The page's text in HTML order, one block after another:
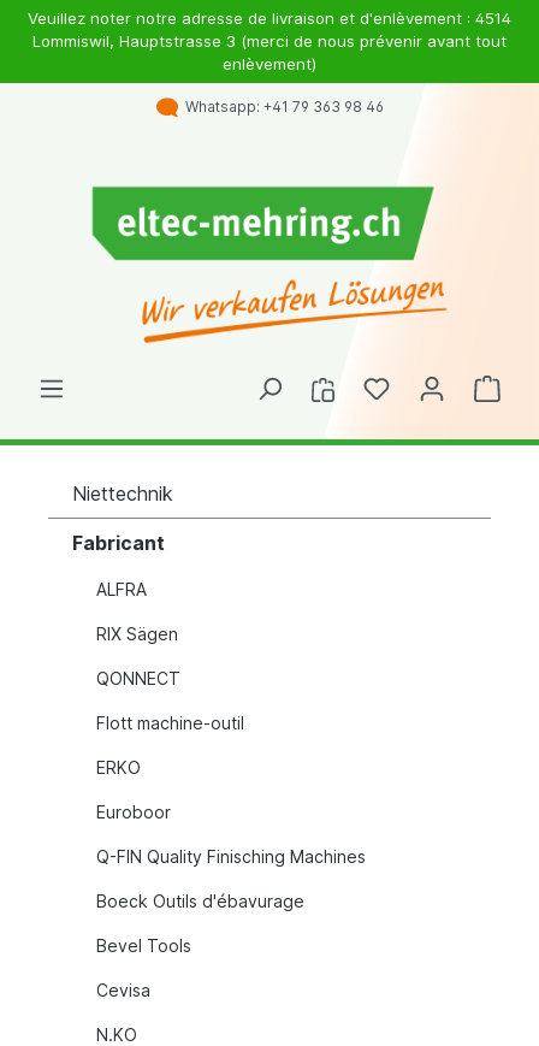
Veuillez noter notre adresse de livraison et d'enlèvement : 4514
Lommiswil, Hauptstrasse 3 (merci de nous prévenir avant tout
enlèvement)
Whatsapp: +41 79 363 98 46
Niettechnik
Fabricant
ALFRA
RIX Sägen
QONNECT
Flott machine-outil
ERKO
Euroboor
Q-FIN Quality Finisching Machines
Boeck Outils d'ébavurage
Bevel Tools
Cevisa
N.KO